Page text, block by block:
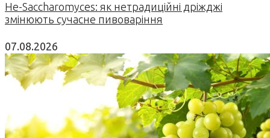
Не-Saccharomyces: як нетрадиційні дріжджі
змінюють сучасне пивоваріння
07.08.2026